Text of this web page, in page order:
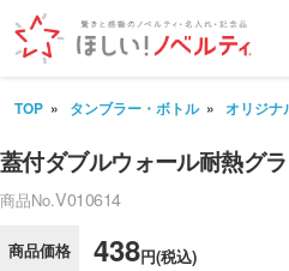
TOP タンブラー・ボトル オリジナ
蓋付ダブルウォール耐熱グ
商品No.V010614
商品価格 438円(税込)